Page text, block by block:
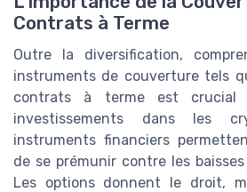
Contrats à Terme
Outre la diversification,
instruments de couverture tels
contrats à terme est crucial
investissements dans les
instruments financiers
de se prémunir contre les
Les options donnent le droit,